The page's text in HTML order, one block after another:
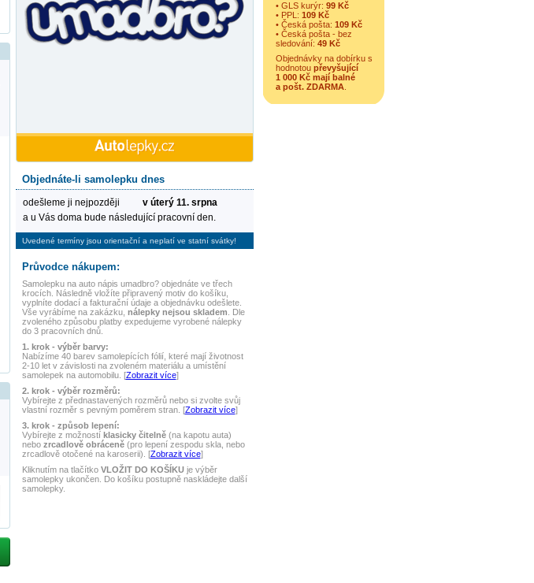
Objednáte-li samolepku dnes
odešleme ji nejpozději
v úterý 11. srpna
a u Vás doma bude následující pracovní den.
Uvedené termíny jsou orientační a neplatí ve statní svátky!
Průvodce nákupem:
Samolepku na auto nápis umadbro?objednáte ve třech
krocích. Následně vložíte připravený motiv do košíku,
vyplníte dodací a fakturační údaje a objednávku odešlete.
Vše vyrábíme na zakázku, nálepky nejsou skladem . Dle
zvoleného způsobu platby expedujeme vyrobené nálepky
do 3 pracovních dnů.
1. krok - výběr barvy:
Nabízíme 40 barev samolepících fólií, které mají životnost
2-10 let v závislosti na zvoleném materiálu a umístění
samolepek na automobilu. [Zobrazit více]
2. krok - výběr rozměrů:
Vybírejte z přednastavených rozměrů nebo si zvolte svůj
vlastní rozměr s pevným poměrem stran. [Zobrazit více]
3. krok - způsob lepení:
Vybírejte z možností klasicky čitelně(na kapotu auta)
nebo zrcadlově obráceně(pro lepení zespodu skla, nebo
zrcadlově otočené na karoserii). [Zobrazit více]
Kliknutím na tlačítko VLOŽIT DO KOŠÍKUje výběr
samolepky ukončen. Do košíku postupně naskládejte další
samolepky.
• GLS kurýr: 99 Kč
• PPL: 109 Kč
• Česká pošta: 109 Kč
• Česká pošta - bez
sledování: 49 Kč
Objednávky na dobírku s
hodnotou převyšující
1 000 Kč mají balné
a pošt. ZDARMA.